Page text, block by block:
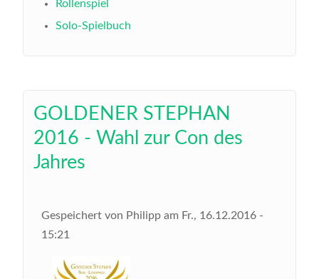
Rollenspiel
Solo-Spielbuch
GOLDENER STEPHAN
2016 - Wahl zur Con des
Jahres
Gespeichert von Philipp am Fr., 16.12.2016 -
15:21